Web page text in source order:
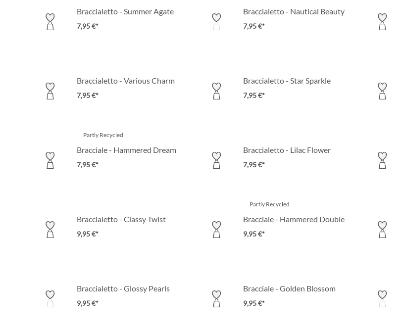
Braccialetto - Summer Agate
7,95 €*
Braccialetto - Nautical Beauty
7,95 €*
Braccialetto - Various Charm
7,95 €*
Braccialetto - Star Sparkle
7,95 €*
Partly Recycled
Bracciale - Hammered Dream
7,95 €*
Braccialetto - Lilac Flower
7,95 €*
Braccialetto - Classy Twist
9,95 €*
Partly Recycled
Bracciale - Hammered Double
9,95 €*
Braccialetto - Glossy Pearls
9,95 €*
Bracciale - Golden Blossom
9,95 €*